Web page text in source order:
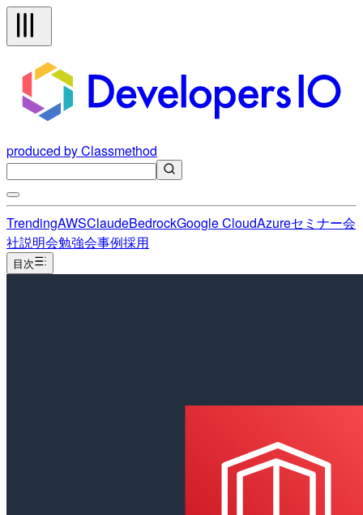
produced by Classmethod
TrendingAWSClaudeBedrockGoogle CloudAzureセミナー会
社説明会勉強会事例採用
目次